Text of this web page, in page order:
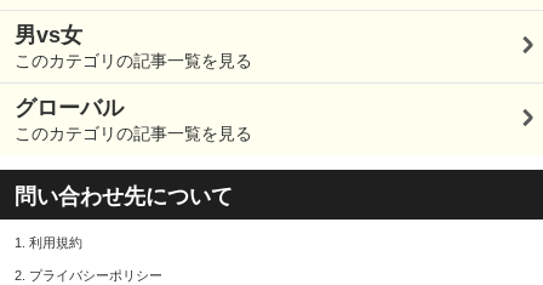
男vs女
このカテゴリの記事一覧を見る
グローバル
このカテゴリの記事一覧を見る
問い合わせ先について
1. 利用規約
2. プライバシーポリシー